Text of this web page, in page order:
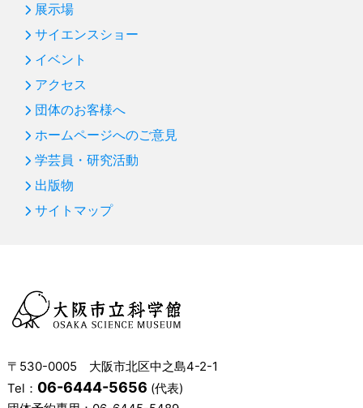
展示場
サイエンスショー
イベント
アクセス
団体のお客様へ
ホームページへのご意見
学芸員・研究活動
出版物
サイトマップ
〒530-0005 大阪市北区中之島4-2-1
Tel： 06-6444-5656 (代表)